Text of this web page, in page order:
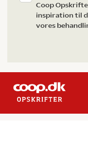
Coop
inspiration til
vores